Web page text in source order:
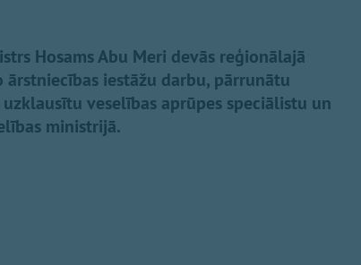
Hosams Abu Meri devās reģionālajā
iestāžu darbu, pārrunātu
veselības aprūpes speciālistu un
ministrijā.